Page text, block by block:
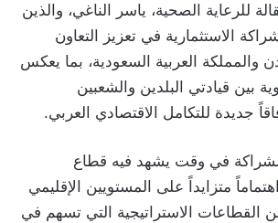
للرعاية الصحية، ياسر الناغي، والذين
الاستثمارية في تعزيز التعاون
والمملكة العربية السعودية، بما يعكس
بين قيادتي البلدين والشعبين
جديدة للتكامل الاقتصادي العربي.
في وقت يشهد فيه قطاع
متزايداً على المستويين الإقليمي
من القطاعات الاستراتيجية التي تسهم في